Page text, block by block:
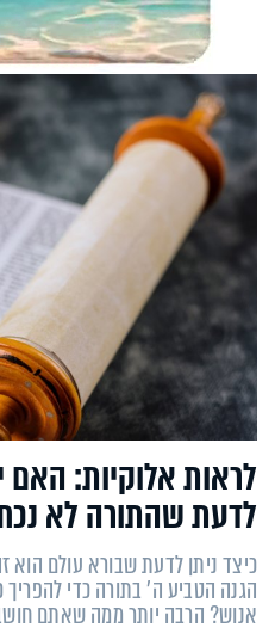
לראות אלוקיות: האם
לדעת שהתורה לא
כיצד ניתן לדעת שבורא עולם הוא
הגנה הטביע ה' בתורה כדי
אנוש? הרבה יותר ממה שאתם